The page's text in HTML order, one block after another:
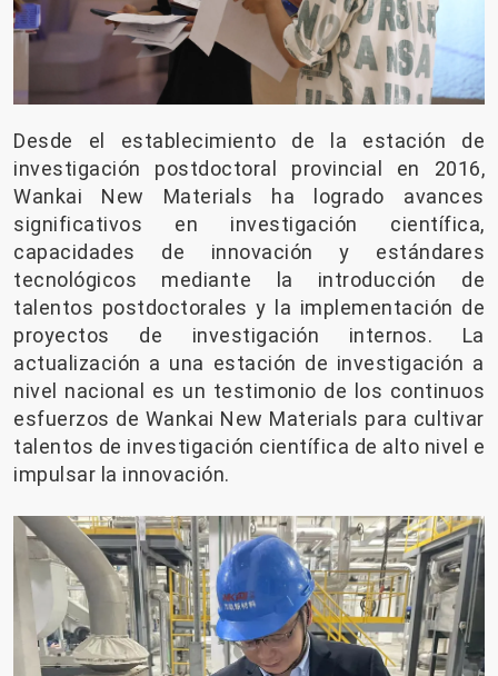
Desde el establecimiento de la estación de
investigación postdoctoral provincial en 2016,
Wankai New Materials ha logrado avances
significativos en investigación científica,
capacidades de innovación y estándares
tecnológicos mediante la introducción de
talentos postdoctorales y la implementación de
proyectos de investigación internos. La
actualización a una estación de investigación a
nivel nacional es un testimonio de los continuos
esfuerzos de Wankai New Materials para cultivar
talentos de investigación científica de alto nivel e
impulsar la innovación.